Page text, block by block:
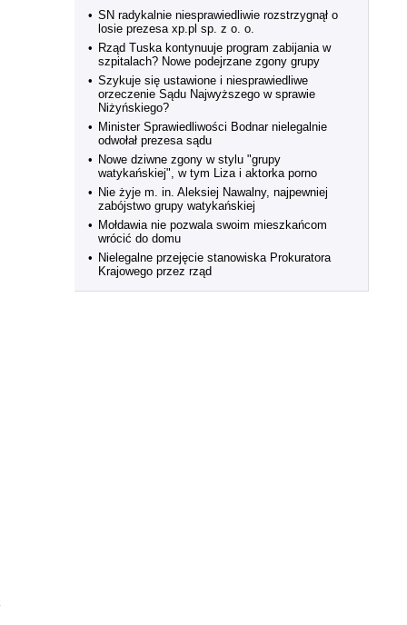
• SN radykalnie niesprawiedliwie rozstrzygnął o
losie prezesa xp.pl sp. z o. o.
• Rząd Tuska kontynuuje program zabijania w
szpitalach? Nowe podejrzane zgony grupy
• Szykuje się ustawione i niesprawiedliwe
orzeczenie Sądu Najwyższego w sprawie
Niżyńskiego?
• Minister Sprawiedliwości Bodnar nielegalnie
odwołał prezesa sądu
• Nowe dziwne zgony w stylu "grupy
watykańskiej", w tym Liza i aktorka porno
• Nie żyje m. in. Aleksiej Nawalny, najpewniej
zabójstwo grupy watykańskiej
• Mołdawia nie pozwala swoim mieszkańcom
wrócić do domu
• Nielegalne przejęcie stanowiska Prokuratora
Krajowego przez rząd